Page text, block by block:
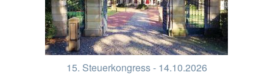
15. Steuerkongress - 14.10.2026